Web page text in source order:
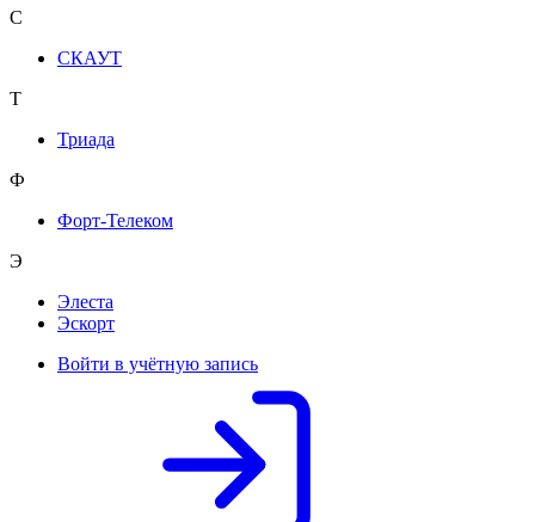
С
СКАУТ
Т
Триада
Ф
Форт-Телеком
Э
Элеста
Эскорт
Войти в учётную запись